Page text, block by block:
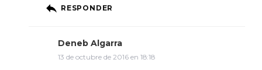
RESPONDER
Deneb Algarra
13 de octubre de 2016 en 18:18